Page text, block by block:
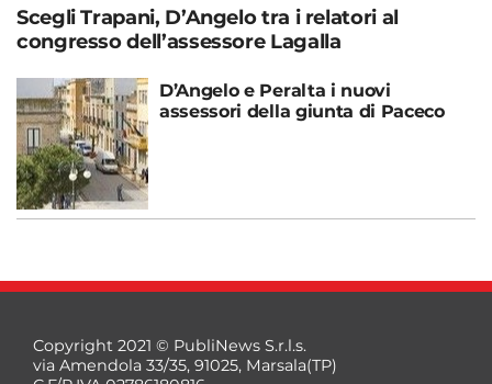
Scegli Trapani, D’Angelo tra i relatori al
congresso dell’assessore Lagalla
D’Angelo e Peralta i nuovi
assessori della giunta di Paceco
Copyright 2021 © PubliNews S.r.l.s.
via Amendola 33/35, 91025, Marsala(TP)